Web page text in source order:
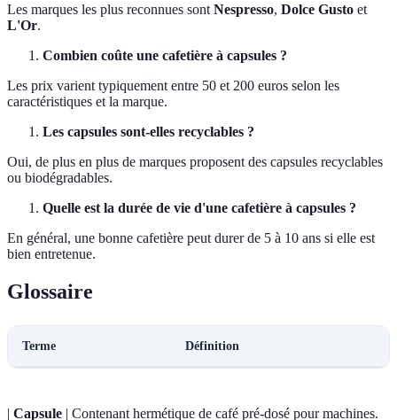
Les marques les plus reconnues sont Nespresso, Dolce Gusto et
L'Or.
Combien coûte une cafetière à capsules ?
Les prix varient typiquement entre 50 et 200 euros selon les
caractéristiques et la marque.
Les capsules sont-elles recyclables ?
Oui, de plus en plus de marques proposent des capsules recyclables
ou biodégradables.
Quelle est la durée de vie d'une cafetière à capsules ?
En général, une bonne cafetière peut durer de 5 à 10 ans si elle est
bien entretenue.
Glossaire
Terme Définition
| Capsule | Contenant hermétique de café pré-dosé pour machines.